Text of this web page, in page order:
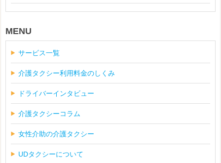
MENU
サービス一覧
介護タクシー利用料金のしくみ
ドライバーインタビュー
介護タクシーコラム
女性介助の介護タクシー
UDタクシーについて